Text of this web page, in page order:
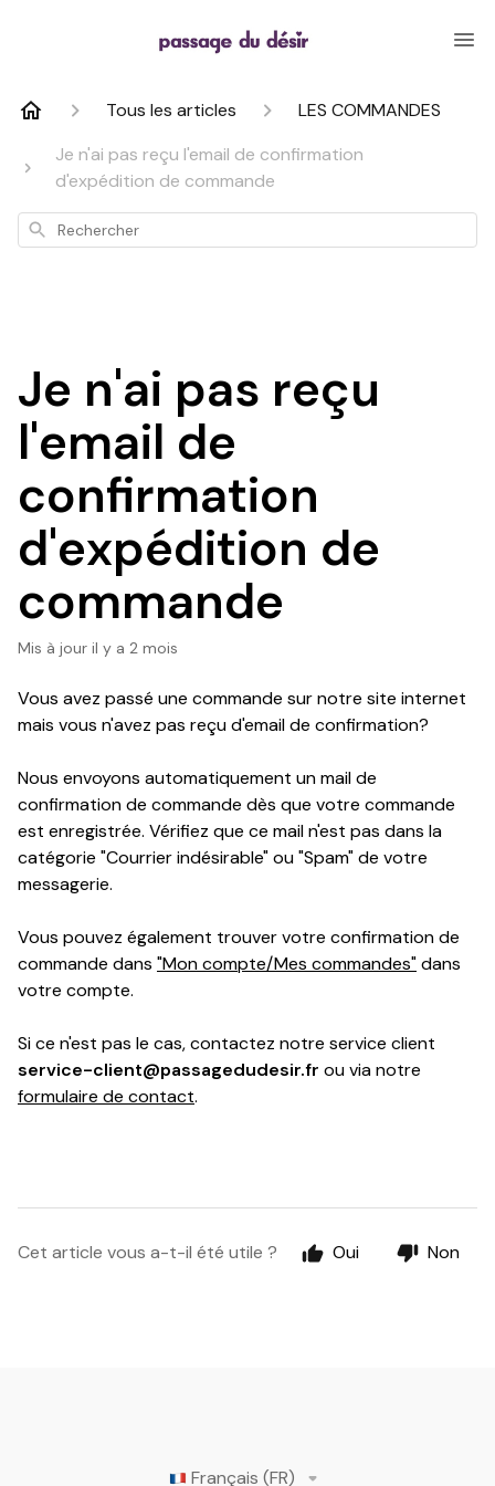
Tous les articles
LES COMMANDES
Je n'ai pas reçu l'email de confirmation
d'expédition de commande
Rechercher
Je n'ai pas reçu
l'email de
confirmation
d'expédition de
commande
Mis à jour il y a 2 mois
Vous avez passé une commande sur notre site internet
mais vous n'avez pas reçu d'email de confirmation?
Nous envoyons automatiquement un mail de
confirmation de commande dès que votre commande
est enregistrée. Vérifiez que ce mail n'est pas dans la
catégorie "Courrier indésirable" ou "Spam" de votre
messagerie.
Vous pouvez également trouver votre confirmation de
commande dans "Mon compte/Mes commandes"dans
votre compte.
Si ce n'est pas le cas, contactez notre service client
service-client@passagedudesir.fr ou via notre
formulaire de contact.
Cet article vous a-t-il été utile ? Oui Non
Français (FR)